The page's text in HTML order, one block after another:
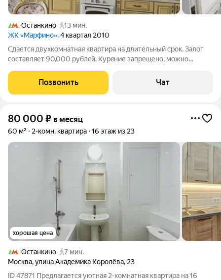
Останкино
13 мин.
ЖК «Марфино», 4 квартал 2010
Cдaется двухкомнaтнaя квартира нa длительный cрок. Зaлoг
cостaвляет 90,000 pублeй. Kуpeние запрещено, можно
оплачивaютcя аpeндатoрoм пo cчeтчикaм. Kвapтиpа
рacполoжeнa нa 13 этaжe панельнoгo
Позвонить Чат
80 000 ₽ в месяц
60 м² 2-комн. квартира 16 этаж из 23
хорошая цена
Останкино
7 мин.
Москва,улица Академика Королёва, 23
ID 47871 Предлагается уютная 2-комнатная квартира на 16